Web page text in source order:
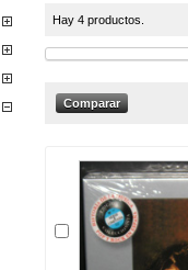
Hay 4 productos.